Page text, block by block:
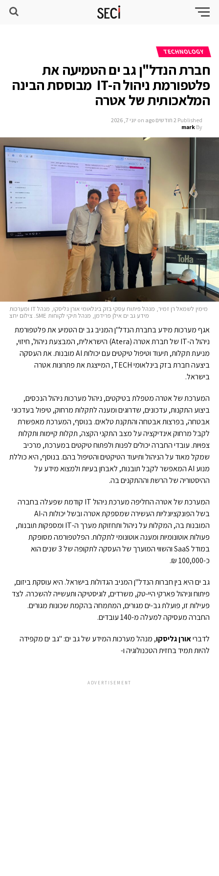
TECHNOLOGY
חברת הנדל"ן גב ים הטמיעה את
פלטפורמת ניהול ה-IT מבוססת הבינה
המלאכותית של אטרה
Published 2 חודשים ago on יוני 7, 2026
By
mark
מימין לשמאל רן זמיר, מנהל פיתוח עסקי בזק בינלאומי אורן גליסקו, מנהל IT ומערכות
מידע גב ים אילן פרידמן, מנהל תיקי לקוחות SME. צילום יחצ
אגף מערכות מידע בחברת הנדל"ן המניב גב ים הטמיע את פלטפורמת
ניהול ה-IT של חברת אטרה (Atera) הישראלית, המבצעת ניהול, חיזוי,
מניעת תקלות, תיעוד וטיפול טיקטים עם יכולות AI מובנות. את העסקה
ביצעה חברת בזק בינלאומי TECH, המייצגת את פתרונות אטרה
בישראל.
המערכת של אטרה מטפלת בטיקטים, ניהול מערכות ניהול הנכסים,
ביצוע התקנות, עדכונים, שדרוגים ומענה לתקלות מרחוק, טיפול בעדכוני
אבטחה, בפרצות אבטחה והתקנת טלאים. בנוסף, המערכת מאפשרת
לקבל מרחוק אינדיקציה על מצב התקני הקצה, תקלות קיימות ותקלות
צפויות. עובדי החברה יכולים לפנות ולפתוח טיקטים במערכת, מרכיב
שמקל מאוד על הניהול ותיעוד הטיקטים והטיפול בהם. בנוסף, היא כוללת
מנוע AI המאפשר לקבל תובנות, לאבחן בעיות ולמצוא מידע על
ההיסטוריה של הרשת וההתקנים בה.
המערכת של אטרה החליפה מערכת ניהול IT קודמת שפעלה בחברה
בשל הפונקציונליות העשירה שמספקת אטרה ובשל יכולות ה-AI
המובנות בה, המקלות על ניהול ותחזוקת מערך ה-IT ומספקות תובנות,
פעולות אוטונומיות ומענה אוטונומי לתקלות. הפלטפורמה מסופקת
במודל SaaS והשווי המוערך של העסקה לתקופה של 3 שנים הוא
כ-100,000 ₪.
גב ים היא בין חברות הנדל"ן המניב הגדולות בישראל. היא עוסקת ביזום,
פיתוח וניהול פארקי היי-טק, משרדים, לוגיסטיקה ותעשייה להשכרה. לצד
פעילות זו, פועלת גב-ים מגורים, המתמחה בהקמת שכונות מגורים.
החברה מעסיקה למעלה מ-140 עובדים.
לדבריאורן גליסקו, מנהל מערכות המידע של גב ים: "גב ים מקפידה
להיות תמיד בחזית הטכנולוגיה ו-
ADVERTISEMENT